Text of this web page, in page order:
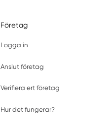
Företag
Logga in
Anslut företag
Verifiera ert företag
Hur det fungerar?